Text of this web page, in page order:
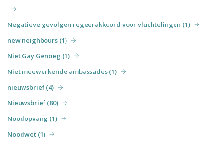
Negatieve gevolgen regeerakkoord voor vluchtelingen (1)
new neighbours (1)
Niet Gay Genoeg (1)
Niet meewerkende ambassades (1)
nieuwsbrief (4)
Nieuwsbrief (80)
Noodopvang (1)
Noodwet (1)